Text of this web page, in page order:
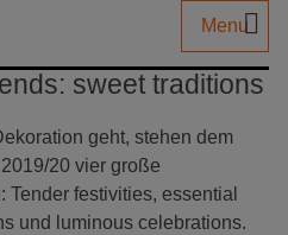
Menu
sweet traditions
geht, stehen dem
20 vier große
festivities, essential
und luminous celebrations.